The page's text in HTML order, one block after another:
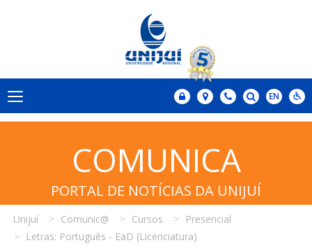
COMUNICA
PORTAL DE NOTÍCIAS DA UNIJUÍ
Unijuí Comunic@ Cursos
Presencial
Letras: Português - EaD (Licenciatura)